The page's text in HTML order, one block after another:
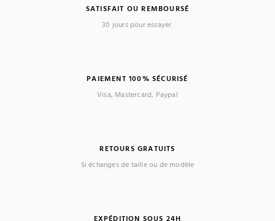
SATISFAIT OU REMBOURSÉ
30 jours pour essayer.
PAIEMENT 100% SÉCURISÉ
Visa, Mastercard, Paypal
RETOURS GRATUITS
Si échanges de taille ou de modèle
EXPÉDITION SOUS 24H